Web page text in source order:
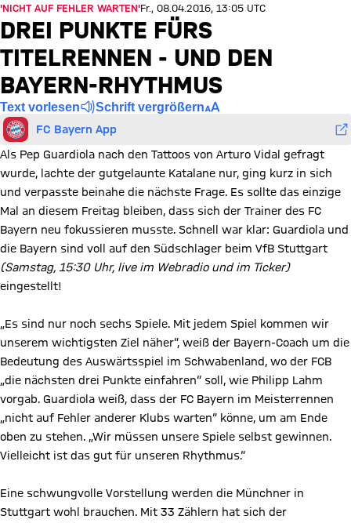
'NICHT AUF FEHLER WARTEN'Fr., 08.04.2016, 13:05 UTC
DREI PUNKTE FÜRS
TITELRENNEN - UND DEN
BAYERN-RHYTHMUS
Text vorlesen Schrift vergrößern
FC Bayern App
Als Pep Guardiola nach den Tattoos von Arturo Vidal gefragt
wurde, lachte der gutgelaunte Katalane nur, ging kurz in sich
und verpasste beinahe die nächste Frage. Es sollte das einzige
Mal an diesem Freitag bleiben, dass sich der Trainer des FC
Bayern neu fokussieren musste. Schnell war klar: Guardiola und
die Bayern sind voll auf den Südschlager beim VfB Stuttgart
(Samstag, 15:30 Uhr, live im Webradio und im Ticker)
eingestellt!
„Es sind nur noch sechs Spiele. Mit jedem Spiel kommen wir
unserem wichtigsten Ziel näher“, weiß der Bayern-Coach um die
Bedeutung des Auswärtsspiel im Schwabenland, wo der FCB
„die nächsten drei Punkte einfahren“ soll, wie Philipp Lahm
vorgab. Guardiola weiß, dass der FC Bayern im Meisterrennen
„nicht auf Fehler anderer Klubs warten“ könne, um am Ende
oben zu stehen. „Wir müssen unsere Spiele selbst gewinnen.
Vielleicht ist das gut für unseren Rhythmus.“
Eine schwungvolle Vorstellung werden die Münchner in
Stuttgart wohl brauchen. Mit 33 Zählern hat sich der